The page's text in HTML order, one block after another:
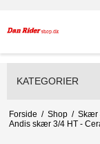
KATEGORIER
Forside / Shop / Skær
Andis skær 3/4 HT -